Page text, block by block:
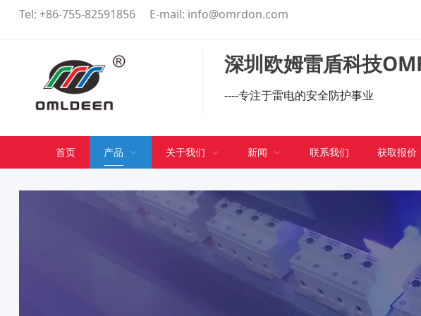
Tel: +86-755-82591856E-mail: info@omrdon.com
深圳欧姆雷盾科技
----专注于雷电的安全防护事业
首页 产品 关于我们 新闻 联系我们 获取报价